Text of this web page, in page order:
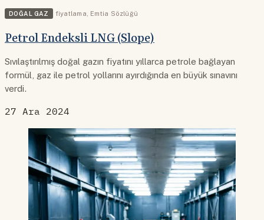
DOĞAL GAZ fiyatlama Emtia Sözlüğü
Petrol Endeksli LNG (Slope)
Sıvılaştırılmış doğal gazın fiyatını yıllarca petrole bağlayan
formül, gaz ile petrol yollarını ayırdığında en büyük sınavını
verdi.
27 Ara 2024